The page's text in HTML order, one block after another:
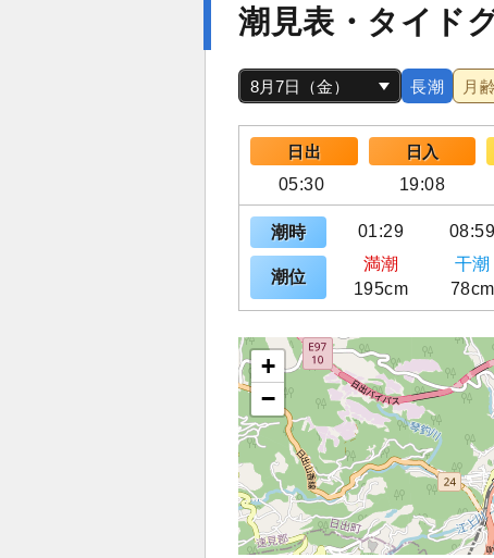
潮見表・タイド
長潮 月齢
日出 日入
05:30
19:08
潮時 01:29 08:59
潮位
満潮 干潮
195cm
78cm
+
−